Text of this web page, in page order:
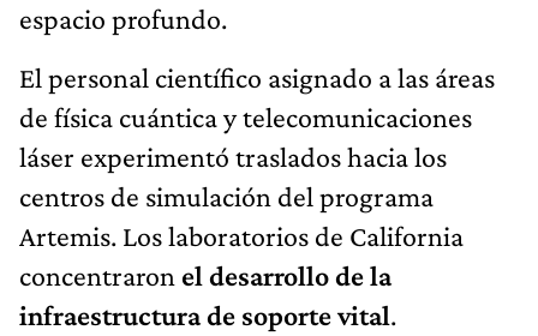
espacio profundo.
El personal científico asignado a las áreas
de física cuántica y telecomunicaciones
láser experimentó traslados hacia los
centros de simulación del programa
Artemis. Los laboratorios de California
concentraron el desarrollo de la
infraestructura de soporte vital.